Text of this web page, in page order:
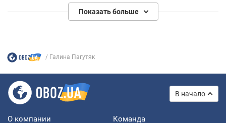
мовний терор не почав заїкатися
Показать больше
Галина Пагутяк
В начало
О компании Команда